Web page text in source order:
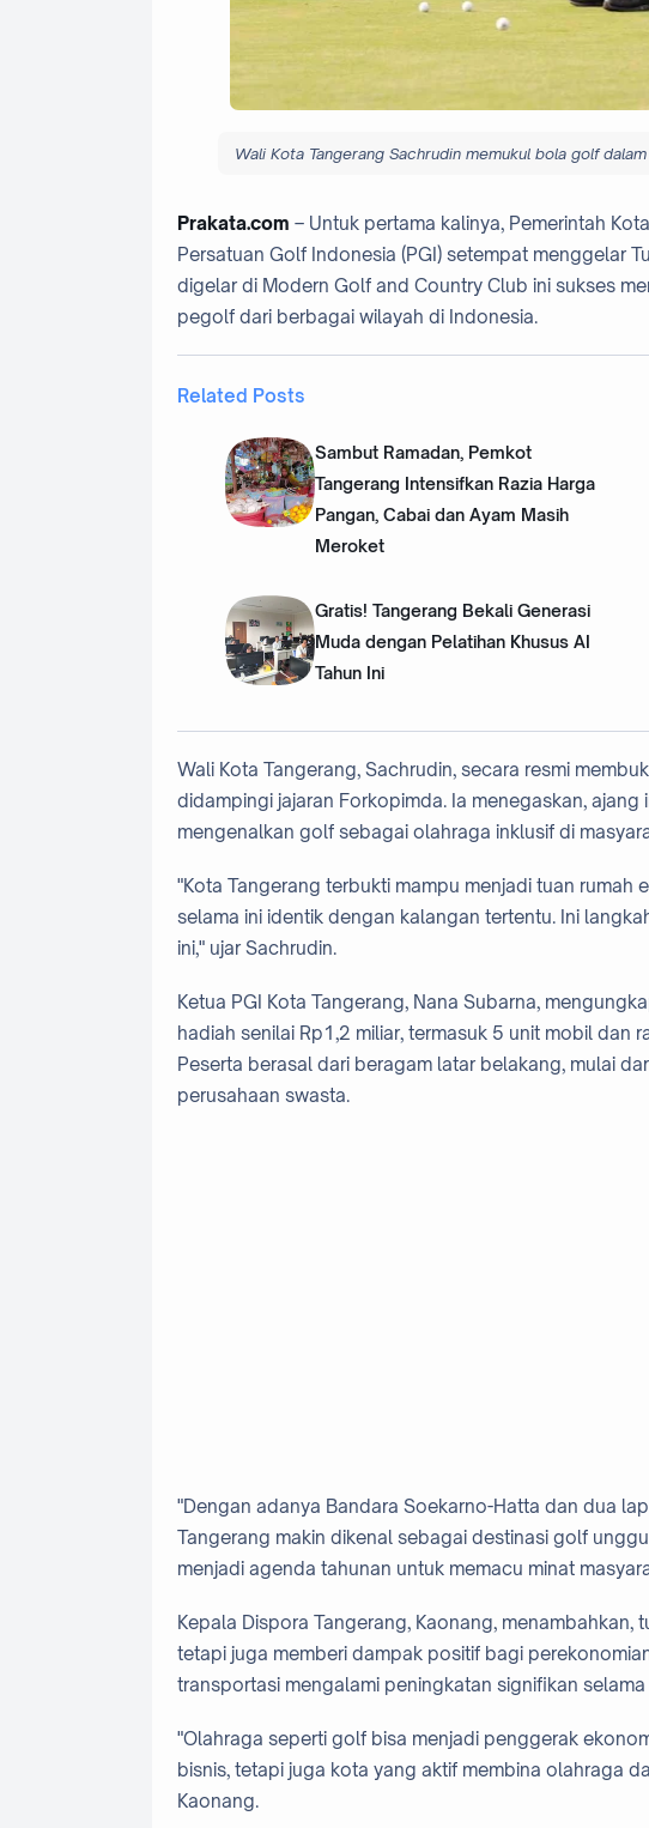
Wali Kota Tangerang Sachrudin memukul bola golf
Prakata.com – Untuk pertama kalinya, Pemerintah
Persatuan Golf Indonesia (PGI) setempat menggelar
digelar di Modern Golf and Country Club ini sukses
pegolf dari berbagai wilayah di Indonesia.
Related Posts
Sambut Ramadan, Pemkot
Tangerang Intensifkan Razia Harga
Pangan, Cabai dan Ayam Masih
Meroket
Gratis! Tangerang Bekali Generasi
Muda dengan Pelatihan Khusus AI
Tahun Ini
Wali Kota Tangerang, Sachrudin, secara resmi
didampingi jajaran Forkopimda. Ia menegaskan,
mengenalkan golf sebagai olahraga inklusif di
"Kota Tangerang terbukti mampu menjadi tuan
selama ini identik dengan kalangan tertentu. Ini
ini," ujar Sachrudin.
Ketua PGI Kota Tangerang, Nana Subarna,
hadiah senilai Rp1,2 miliar, termasuk 5 unit mobil dan
Peserta berasal dari beragam latar belakang, mulai
perusahaan swasta.
"Dengan adanya Bandara Soekarno-Hatta dan dua
Tangerang makin dikenal sebagai destinasi golf
menjadi agenda tahunan untuk memacu minat
Kepala Dispora Tangerang, Kaonang, menambahkan,
tetapi juga memberi dampak positif bagi
transportasi mengalami peningkatan signifikan
"Olahraga seperti golf bisa menjadi penggerak
bisnis, tetapi juga kota yang aktif membina olahraga
Kaonang.